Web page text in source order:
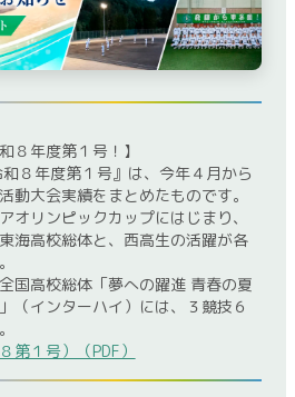
８年度第１号！】
和８年度第１号』は、今年４月から
動大会実績をまとめたものです。
オリンピックカップにはじまり、
海高校総体と、西高生の活躍が各
国高校総体「夢への躍進 青春の夏
（インターハイ）には、３競技６
第１号）（PDF）